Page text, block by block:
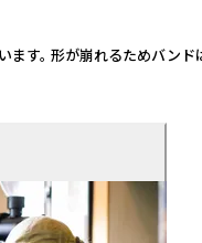
す。 形が崩れるためバンド